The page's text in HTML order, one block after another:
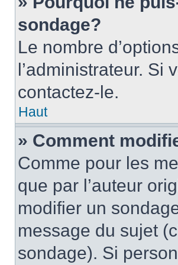
sondage?
Le nombre
l’administrateur. Si
contactez-le.
Haut
» Comment
Comme pour les
que par l’auteur
modifier un
message du sujet
sondage). Si